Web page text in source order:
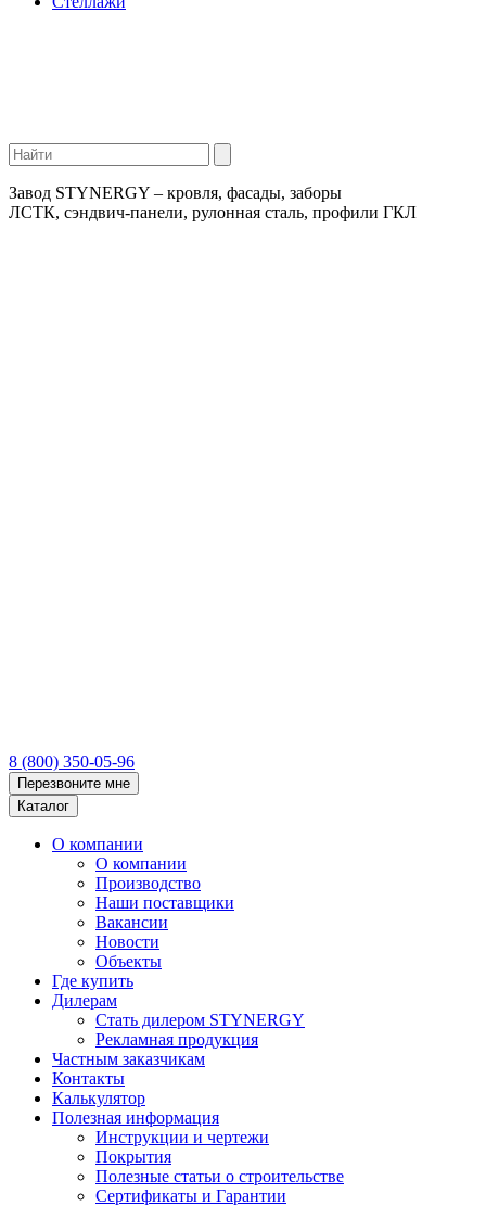
Завод STYNERGY – кровля, фасады, заборы
ЛСТК, сэндвич-панели, рулонная сталь, профили ГКЛ
8 (800) 350-05-96
Перезвоните мне
Каталог
О компании
О компании
Производство
Наши поставщики
Вакансии
Новости
Объекты
Где купить
Дилерам
Стать дилером STYNERGY
Рекламная продукция
Частным заказчикам
Контакты
Калькулятор
Полезная информация
Инструкции и чертежи
Покрытия
Полезные статьи о строительстве
Сертификаты и Гарантии